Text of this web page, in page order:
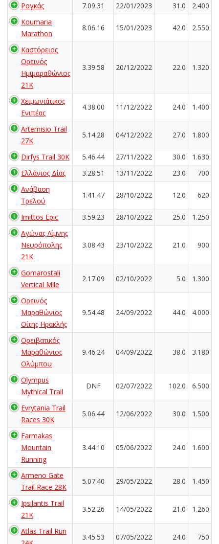
Ρογκάς 7.09.31 22/01/2023 31.0
2.400
Koumaria
Marathon
8.06.16 15/01/2023 42.0 2.550
Καστόρειος
Ορεινός
Ημιμαραθώνιος
21Κ
3.39.58 20/12/2022 22.0 1.320
Χειμωνιάτικος
Ενιπέας
4.38.00 11/12/2022 24.0 1.400
Artemisio Trail
27K
5.14.28 04/12/2022 27.0 1.800
Dirfys Trail 30K 5.46.44 27/11/2022 30.0
1.630
Ελλάνιος Δίας
3.28.51 13/11/2022 23.0
700
Ανάβαση
Τρελού
1.41.47 28/10/2022 12.0 620
Imittos Epic 3.59.23 28/10/2022 25.0
1.250
Αγώνας Λίμνης
Νευρόπολης
21Κ
3.08.43 23/10/2022 21.0 900
Gomarostali
Vertical Mile
2.17.09 02/10/2022 5.0 1.300
Ορεινός
Μαραθώνιος
Οίτης Ηρακλής
9.54.48 24/09/2022 44.0 4.000
Ορειβατικός
Μαραθώνιος
Ολύμπου
9.46.24 04/09/2022 38.0 3.180
Olympus
Mythical Trail
DNF 02/07/2022 102.0 6.500
Evrytania Trail
Races 30K
5.06.44 12/06/2022 30.0 1.500
Farmakas
Mountain
Running
3.44.10 05/06/2022 24.0 1.600
Armeno Gate
Trail Race 28K
5.07.40 29/05/2022 28.0 1.450
Ipsilantis Trail
21K
3.52.26 14/05/2022 21.0 1.260
Atlas Trail Run
3.45.53 07/05/2022 24.0 750